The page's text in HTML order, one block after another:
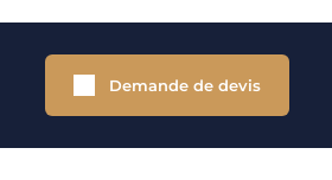
Demande de devis